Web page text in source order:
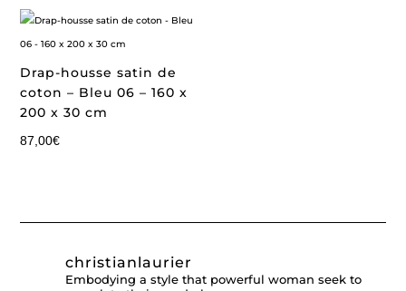
Drap-housse satin de
coton – Bleu 06 – 160 x
200 x 30 cm
87,00€
christianlaurier
Embodying a style that powerful woman seek to